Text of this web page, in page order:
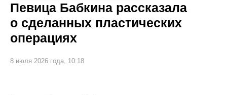
Певица Бабкина рассказала
о сделанных пластических
операциях
8 июля 2026 года, 10:18